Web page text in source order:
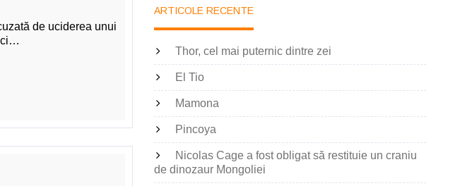
de uciderea unui
ARTICOLE RECENTE
Thor, cel mai puternic dintre zei
El Tio
Mamona
Pincoya
Nicolas Cage a fost obligat să restituie un craniu
de dinozaur Mongoliei